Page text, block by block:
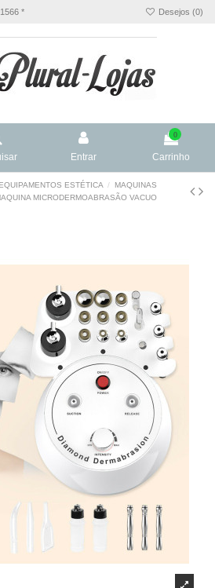
* Desejos (0)
Entrar
0
Carrinho
EQUIPAMENTOS ESTÉTICA
MAQUINAS
MICRODERMOABRASÃO VACUO